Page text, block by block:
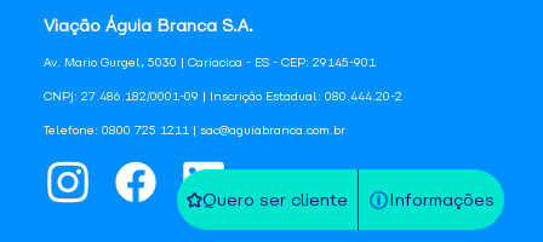
Quero ser cliente Informações
Viação Águia Branca S.A.
Av. Mario Gurgel, 5030 | Cariacica - ES - CEP: 29145-901
CNPJ: 27.486.182/0001-09 | Inscrição Estadual: 080.444.20-2
Telefone: 0800 725 1211 | sac@aguiabranca.com.br